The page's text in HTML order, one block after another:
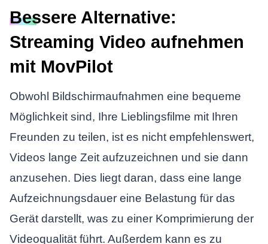
Bessere Alternative:
Streaming Video aufnehmen
mit MovPilot
Obwohl Bildschirmaufnahmen eine bequeme
Möglichkeit sind, Ihre Lieblingsfilme mit Ihren
Freunden zu teilen, ist es nicht empfehlenswert,
Videos lange Zeit aufzuzeichnen und sie dann
anzusehen. Dies liegt daran, dass eine lange
Aufzeichnungsdauer eine Belastung für das
Gerät darstellt, was zu einer Komprimierung der
Videoqualität führt. Außerdem kann es zu